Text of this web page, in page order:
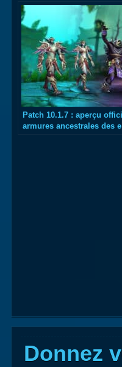
Patch 10.1.7 : aperçu
armures ancestrales des
Donnez